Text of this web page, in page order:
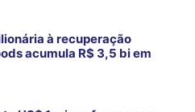
à recuperação
acumula R$ 3,5 bi em